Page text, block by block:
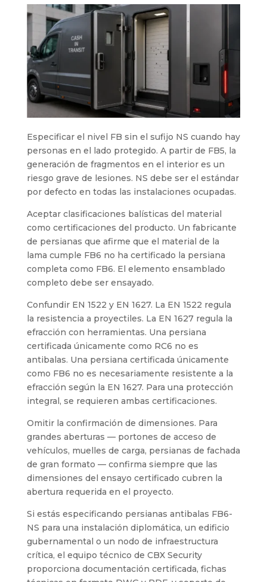
Especificar el nivel FB sin el sufijo NS cuando hay
personas en el lado protegido. A partir de FB5, la
generación de fragmentos en el interior es un
riesgo grave de lesiones. NS debe ser el estándar
por defecto en todas las instalaciones ocupadas.
Aceptar clasificaciones balísticas del material
como certificaciones del producto. Un fabricante
de persianas que afirme que el material de la
lama cumple FB6 no ha certificado la persiana
completa como FB6. El elemento ensamblado
completo debe ser ensayado.
Confundir EN 1522 y EN 1627. La EN 1522 regula
la resistencia a proyectiles. La EN 1627 regula la
efracción con herramientas. Una persiana
certificada únicamente como RC6 no es
antibalas. Una persiana certificada únicamente
como FB6 no es necesariamente resistente a la
efracción según la EN 1627. Para una protección
integral, se requieren ambas certificaciones.
Omitir la confirmación de dimensiones. Para
grandes aberturas — portones de acceso de
vehículos, muelles de carga, persianas de fachada
de gran formato — confirma siempre que las
dimensiones del ensayo certificado cubren la
abertura requerida en el proyecto.
Si estás especificando persianas antibalas FB6-
NS para una instalación diplomática, un edificio
gubernamental o un nodo de infraestructura
crítica, el equipo técnico de CBX Security
proporciona documentación certificada, fichas